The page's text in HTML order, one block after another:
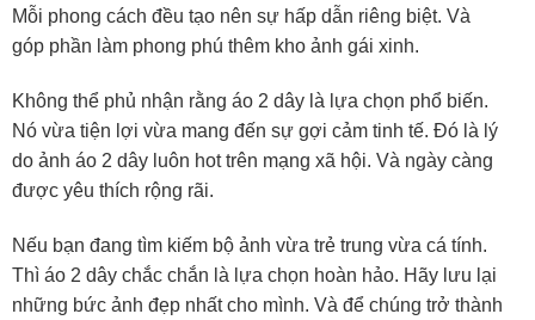
Mỗi phong cách đều tạo nên sự hấp dẫn riêng biệt. Và
góp phần làm phong phú thêm kho ảnh gái xinh.
Không thể phủ nhận rằng áo 2 dây là lựa chọn phổ biến.
Nó vừa tiện lợi vừa mang đến sự gợi cảm tinh tế. Đó là lý
do ảnh áo 2 dây luôn hot trên mạng xã hội. Và ngày càng
được yêu thích rộng rãi.
Nếu bạn đang tìm kiếm bộ ảnh vừa trẻ trung vừa cá tính.
Thì áo 2 dây chắc chắn là lựa chọn hoàn hảo. Hãy lưu lại
những bức ảnh đẹp nhất cho mình. Và để chúng trở thành